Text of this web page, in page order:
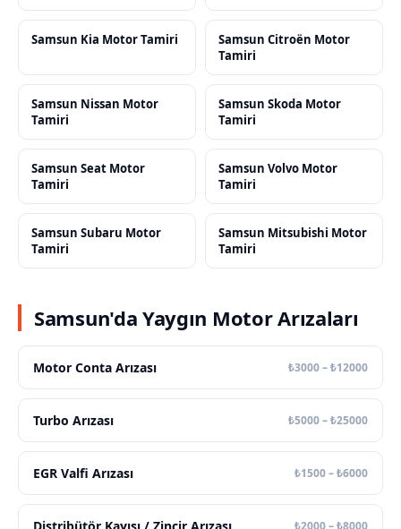
Samsun Kia Motor Tamiri
Samsun Citroën Motor
Tamiri
Samsun Nissan Motor
Tamiri
Samsun Skoda Motor
Tamiri
Samsun Seat Motor
Tamiri
Samsun Volvo Motor
Tamiri
Samsun Subaru Motor
Tamiri
Samsun Mitsubishi Motor
Tamiri
Samsun'da Yaygın Motor Arızaları
Motor Conta Arızası ₺3000 – ₺12000
Turbo Arızası ₺5000 – ₺25000
EGR Valfi Arızası ₺1500 – ₺6000
₺2000 – ₺8000